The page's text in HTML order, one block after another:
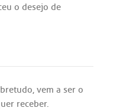
o desejo de
, vem a ser o
receber.